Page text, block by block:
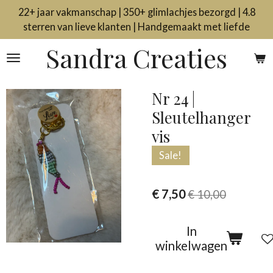
direct
naar
de
hoofdinhoudSandra Creaties
22+ jaar vakmanschap | 350+ glimlachjes bezorgd | 4.8
sterren van lieve klanten | Handgemaakt met liefde
Nr 24 |
Sleutelhanger
vis
Sale!
€ 7,50€ 10,00
In
winkelwagen